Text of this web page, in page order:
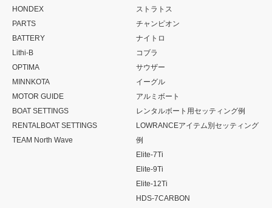
HONDEX
PARTS
BATTERY
Lithi-B
OPTIMA
MINNKOTA
MOTOR GUIDE
BOAT SETTINGS
RENTALBOAT SETTINGS
TEAM North Wave
ストラトス
チャンピオン
ナイトロ
コブラ
サウザー
イーグル
アルミボート
レンタルボート用セッティング例
LOWRANCEアイテム別セッティング
例
Elite-7Ti
Elite-9Ti
Elite-12Ti
HDS-7CARBON